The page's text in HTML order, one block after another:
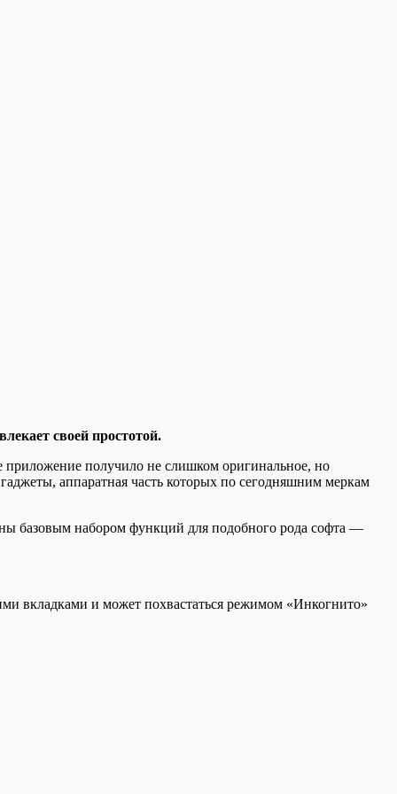
своей простотой.
приложение получило не слишком оригинальное, но
аппаратная часть которых по сегодняшним меркам
базовым набором функций для подобного рода софта —
вкладками и может похвастаться режимом «Инкогнито»